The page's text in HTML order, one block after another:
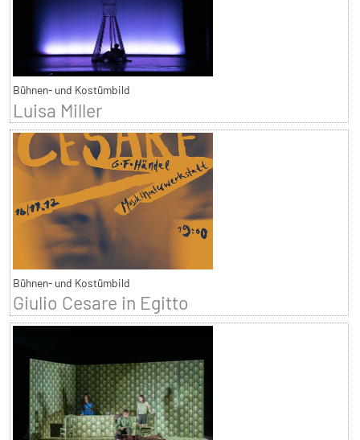
Bühnen- und Kostümbild
Luisa Miller
Bühnen- und Kostümbild
Giulio Cesare in Egitto